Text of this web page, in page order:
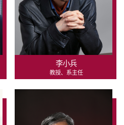
李小兵
教授、系主任